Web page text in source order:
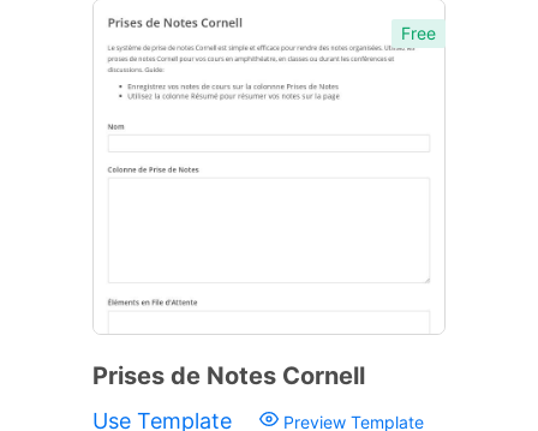
Free
Prises de Notes Cornell
Use Template Preview Template